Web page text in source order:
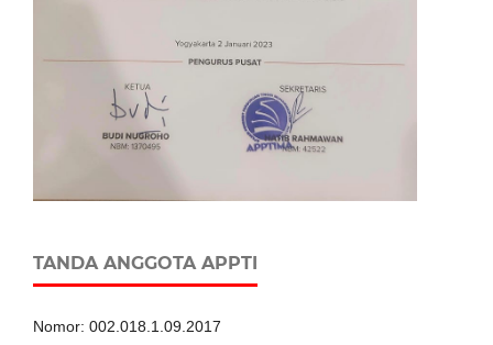
TANDA ANGGOTA APPTI
Nomor: 002.018.1.09.2017